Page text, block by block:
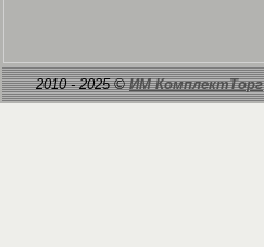
2010 - 2025 ©ИМ КомплектТорг